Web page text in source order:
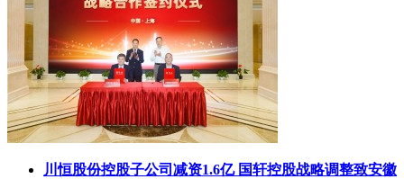
川恒股份控股子公司减资1.6亿 国轩控股战略调整致安徽